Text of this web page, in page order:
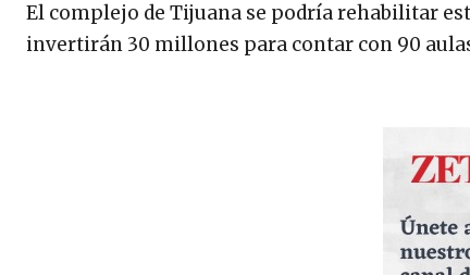
El complejo de Tijuana se podría rehabilitar
invertirán 30 millones para contar con 90